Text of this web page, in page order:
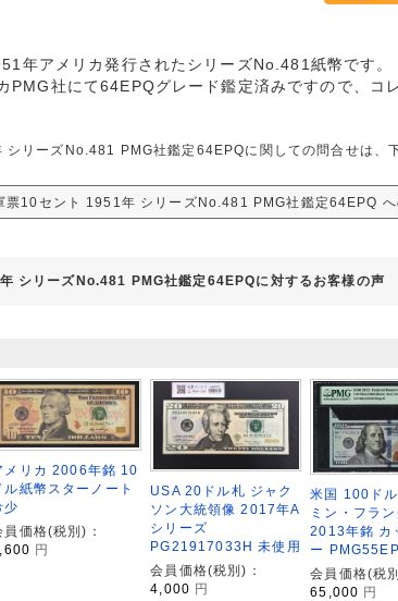
年アメリカ発行されたシリーズNo.481紙幣です。
PMG社にて64EPQグレード鑑定済みですので、コ
リーズNo.481 PMG社鑑定64EPQに関しての問合せは、
票10セント 1951年 シリーズNo.481 PMG社鑑定64EPQ へ
シリーズNo.481 PMG社鑑定64EPQに対するお客様の声
メリカ 2006年銘 10
ル紙幣スターノート
少
員価格(税別)：
円
USA 20ドル札 ジャク
ソン大統領像 2017年A
シリーズ
PG21917033H 未使用
会員価格(税別)：
4,000 円
米国 100ド
ミン・フラ
2013年銘 カ
ー
会員価格(税
65,000 円